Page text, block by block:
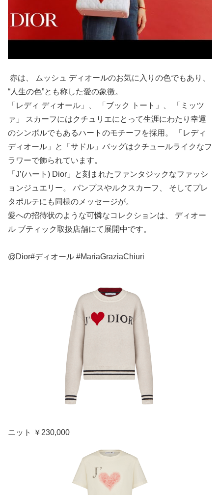
赤は、 ムッシュ ディオールのお気に入りの色でもあり、
“人生の色”とも称した愛の象徴。
「レディ ディオール」、 「ブック トート」、 「ミッツ
ァ」 スカーフにはクチュリエにとって生涯にわたり幸運
のシンボルでもあるハートのモチーフを採用。 「レディ
ディオール」と「サドル」バッグはクチュールライクなフ
ラワーで飾られています。
「J’(ハート) Dior」と刻まれたファンタジックなファッシ
ョンジュエリー。 パンプスやルクスカーフ、 そしてプレ
タポルテにも同様のメッセージが。
愛への招待状のような可憐なコレクションは、 ディオー
ル ブティック取扱店舗にて展開中です。
@Dior#ディオール #MariaGraziaChiuri
ニット ￥230,000